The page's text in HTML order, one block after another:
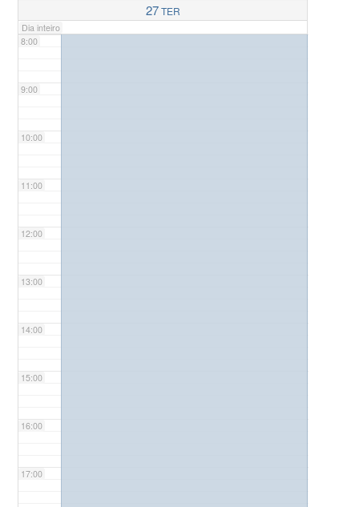
27TER
Dia inteiro
8:00
9:00
10:00
11:00
12:00
13:00
14:00
15:00
16:00
17:00